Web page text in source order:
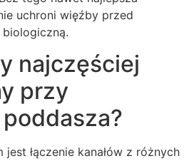
uchroni więźby przed
najczęściej
przy
jest łączenie kanałów z różnych